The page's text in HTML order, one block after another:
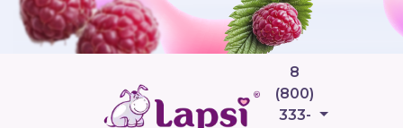
8
(800)
333- Телефоны